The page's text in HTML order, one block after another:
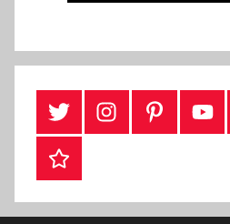
#TwitterInstagramPinterest
Webshop